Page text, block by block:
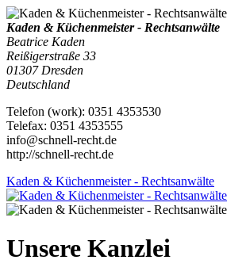
Kaden & Küchenmeister - Rechtsanwälte
Beatrice Kaden
Reißigerstraße 33
01307 Dresden
Deutschland
Telefon (work): 0351 4353530
Telefax: 0351 4353555
info@schnell-recht.de
http://schnell-recht.de
Kaden & Küchenmeister - Rechtsanwälte
Unsere Kanzlei